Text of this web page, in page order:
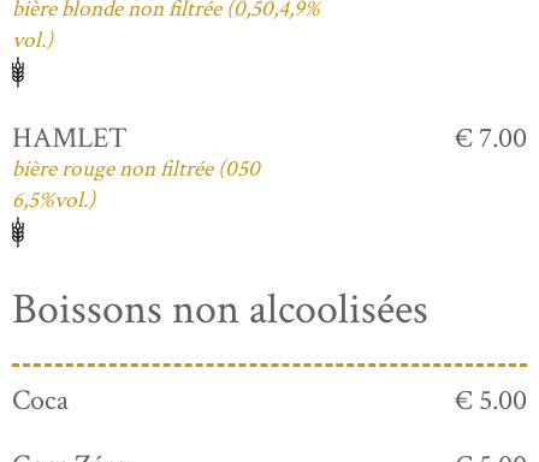
bière blonde non filtrée (0,50,4,9%
vol.)
HAMLET
bière rouge non filtrée (050
6,5%vol.)
€ 7.00
Boissons non alcoolisées
Coca
€ 5.00